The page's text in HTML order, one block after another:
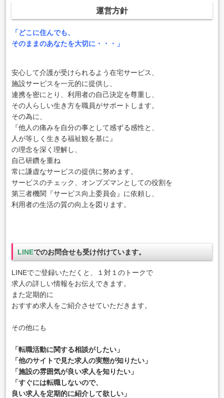
運営方針
「どこに住んでも、
そのままのあなたを大切に・・・」
安心して介護が受けられるよう在宅サービス、
施設サービスを一元的に提供し、
連携を密にとり、利用者の自己決定を尊重し、
その人らしい生き方を職員がサポートします。
その為に、
『他人の痛みを自分の事として感ずる感性と、
人が等しく生きる福祉観を基に』
の理念を深く理解し、
自己研鑽を重ね
常に謙虚なサービスの提供に努めます。
サービスのチェック、オンブズマンとしての役割を
第三者機関『サービス向上委員会』に依頼し、
利用者の生活の質の向上を図ります。
LINEでのお問合せも受け付けています。
LINEでご登録いただくと、１対１のトークで
求人の詳しい情報をお伝えできます。
また定期的に
おすすめ求人をご紹介させていただきます。
その他にも
「転職活動に関する相談がしたい」
「他のサイトで見た求人の実態が知りたい」
「施設の雰囲気が良い求人を知りたい」
「すぐには転職しないので、
良い求人を定期的に紹介して欲しい」